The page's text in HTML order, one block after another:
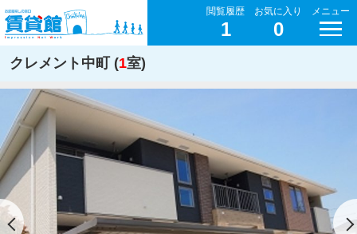
閲覧履歴
1
お気に入り
0
メニュー
クレメント中町 (1室)